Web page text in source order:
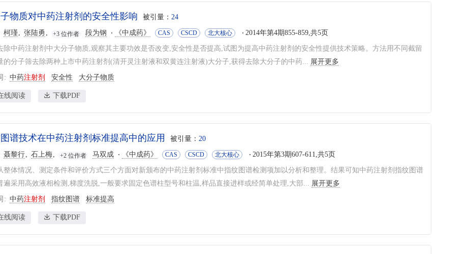
物质对中药注射剂的安全性影响 被引量： 24
柯瑾 张陆勇 +3 位作者 段为钢 《中成药》 CAS CSCD 北大核心 2014年第4期855-859,共5页
除中药注射剂中大分子物质,观察其主要功效是否改变,安全性是否提高,试图为提高中药注射剂的安全性提供技术策略。方法用不同截留
的分子筛去除两种上市中药注射剂(清开灵注射液和双黄连注射液)大分子,获得去除大分子的中药... 展开更多
中药注射剂 安全性 大分子物质
线阅读 下载PDF
谱技术在中药注射剂标准提高中的应用 被引量： 20
聂黎行 石上梅 +2 位作者 马双成 《中成药》 CAS CSCD 北大核心 2015年第3期607-611,共5页
整体情况、测定条件和评价方式三个方面对新颁布的中药注射剂标准中指纹图谱检测项加以分析和整理。结果可知中药注射剂指纹图谱
遍采用高效液相检测,梯度洗脱,一般要求固定色谱柱型号和柱温,样品直接进样或经简单处理,大部... 展开更多
中药注射剂 指纹图谱 标准提高
线阅读 下载PDF